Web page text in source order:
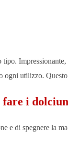
ogni utilizzo.
fare i
e di spegnere la